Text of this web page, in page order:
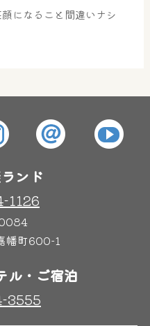
ボディケア
になること間違いナシ
ンド
1126
幡町600-1
ル・ご宿泊
3555